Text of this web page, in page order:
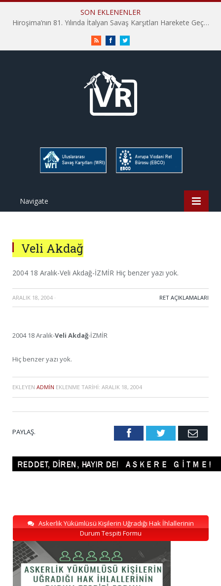
SON EKLENENLER
Hiroşima’nın 81. Yılında İtalyan Savaş Karşıtları Harekete Geçti: “Hatırlamak yeterli değil”
RSS FacebookTwitter
Navigate
Veli Akdağ
2004 18 Aralık-Veli Akdağ-İZMİR Hiç benzer yazı yok.
ARALIK 18, 2004 · RET AÇIKLAMALARI
2004 18 Aralık-Veli Akdağ-İZMİR
Hiç benzer yazı yok.
EKLEYEN ADMIN EKLENME TARIHI: ARALIK 18, 2004
PAYLAŞ. FacebookTwitter Email
Askerlik Yükümlüsü Kişilerin Uğradığı Hak İhlallerinin
Durum Tespiti Formu